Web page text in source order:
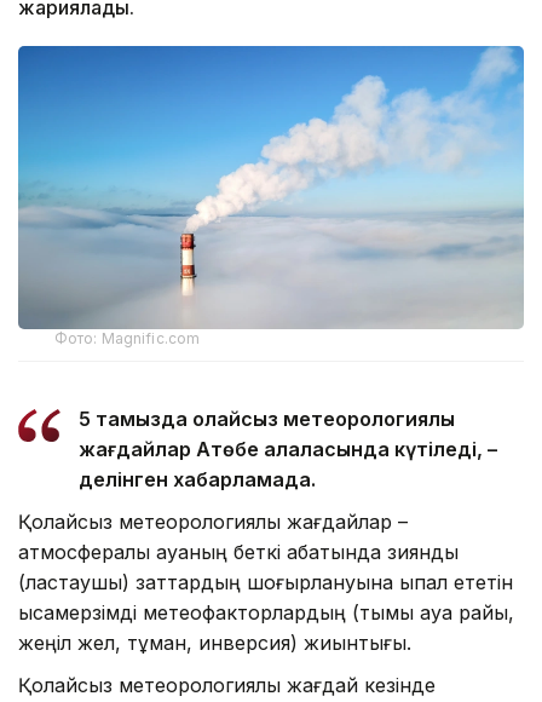
жариялады.
Фото: Magnific.com
5 тамызда қолайсыз метеорологиялық
жағдайлар Ақтөбе қалаласында күтіледі, –
делінген хабарламада.
Қолайсыз метеорологиялық жағдайлар –
атмосфералық ауаның беткі қабатында зиянды
(ластаушы) заттардың шоғырлануына ықпал ететін
қысқамерзімді метеофакторлардың (тымық ауа райы,
жеңіл жел, тұман, инверсия) жиынтығы.
Қолайсыз метеорологиялық жағдай кезінде